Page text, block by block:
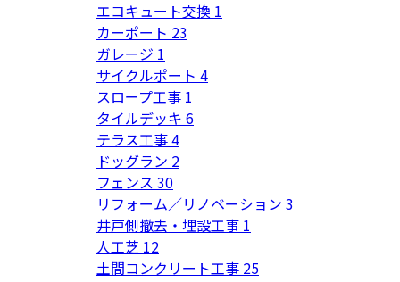
エコキュート交換 1
カーポート 23
ガレージ 1
サイクルポート 4
スロープ工事 1
タイルデッキ 6
テラス工事4
ドッグラン 2
フェンス 30
リフォーム／リノベーション 3
井戸側撤去・埋設工事 1
人工芝 12
土間コンクリート工事 25